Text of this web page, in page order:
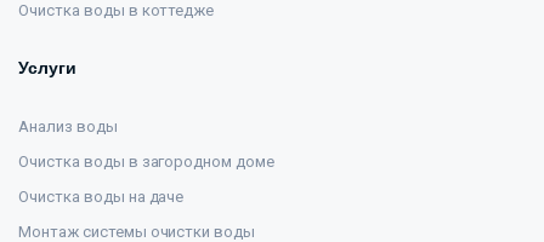
Очистка воды в коттедже
Услуги
Анализ воды
Очистка воды в загородном доме
Очистка воды на даче
Монтаж системы очистки воды